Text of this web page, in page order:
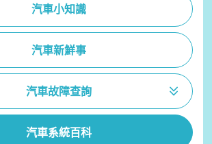
汽車小知識
汽車新鮮事
汽車故障查詢
汽車系統百科